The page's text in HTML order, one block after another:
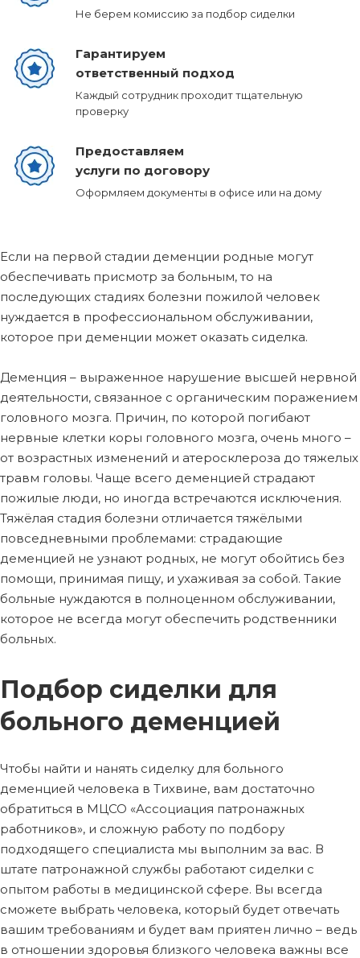
Не берем комиссию за подбор сиделки
Гарантируем
ответственный подход
Каждый сотрудник проходит тщательную
проверку
Предоставляем
услуги по договору
Оформляем документы в офисе или на дому
Если на первой стадии деменции родные могут
обеспечивать присмотр за больным, то на
последующих стадиях болезни пожилой человек
нуждается в профессиональном обслуживании,
которое при деменции может оказать сиделка.
Деменция – выраженное нарушение высшей нервной
деятельности, связанное с органическим поражением
головного мозга. Причин, по которой погибают
нервные клетки коры головного мозга, очень много –
от возрастных изменений и атеросклероза до тяжелых
травм головы. Чаще всего деменцией страдают
пожилые люди, но иногда встречаются исключения.
Тяжёлая стадия болезни отличается тяжёлыми
повседневными проблемами: страдающие
деменцией не узнают родных, не могут обойтись без
помощи, принимая пищу, и ухаживая за собой. Такие
больные нуждаются в полноценном обслуживании,
которое не всегда могут обеспечить родственники
больных.
Подбор сиделки для
больного деменцией
Чтобы найти и нанять сиделку для больного
деменцией человека в Тихвине, вам достаточно
обратиться в МЦСО «Ассоциация патронажных
работников», и сложную работу по подбору
подходящего специалиста мы выполним за вас. В
штате патронажной службы работают сиделки с
опытом работы в медицинской сфере. Вы всегда
сможете выбрать человека, который будет отвечать
вашим требованиям и будет вам приятен лично – ведь
в отношении здоровья близкого человека важны все